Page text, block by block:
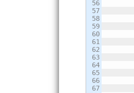
56
57
58
59
60
61
62
63
64
65
66
67